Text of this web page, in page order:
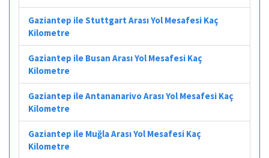
Gaziantep ile Stuttgart Arası Yol Mesafesi Kaç
Kilometre
Gaziantep ile Busan Arası Yol Mesafesi Kaç
Kilometre
Gaziantep ile Antananarivo Arası Yol Mesafesi Kaç
Kilometre
Gaziantep ile Muğla Arası Yol Mesafesi Kaç
Kilometre